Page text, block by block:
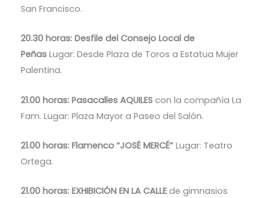
San Francisco.
20.30 horas: Desfile del Consejo Local de
PeñasLugar: Desde Plaza de Toros a Estatua Mujer
Palentina.
21.00 horas: Pasacalles AQUILEScon la compañía La
Fam. Lugar: Plaza Mayor a Paseo del Salón.
21.00 horas: Flamenco “JOSÉ MERCÉ”Lugar: Teatro
Ortega.
21.00 horas: EXHIBICIÓN EN LA CALLEde gimnasios